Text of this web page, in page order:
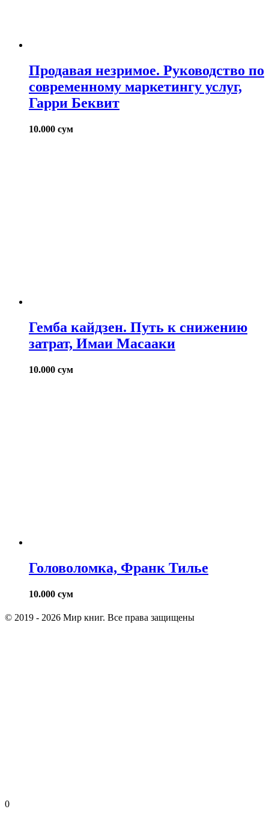
Продавая незримое. Руководство по
современному маркетингу услуг,
Гарри Беквит
10.000 сум
Гемба кайдзен. Путь к снижению
затрат, Имаи Масааки
10.000 сум
Головоломка, Франк Тилье
10.000 сум
© 2019 - 2026 Мир книг. Все права защищены
0